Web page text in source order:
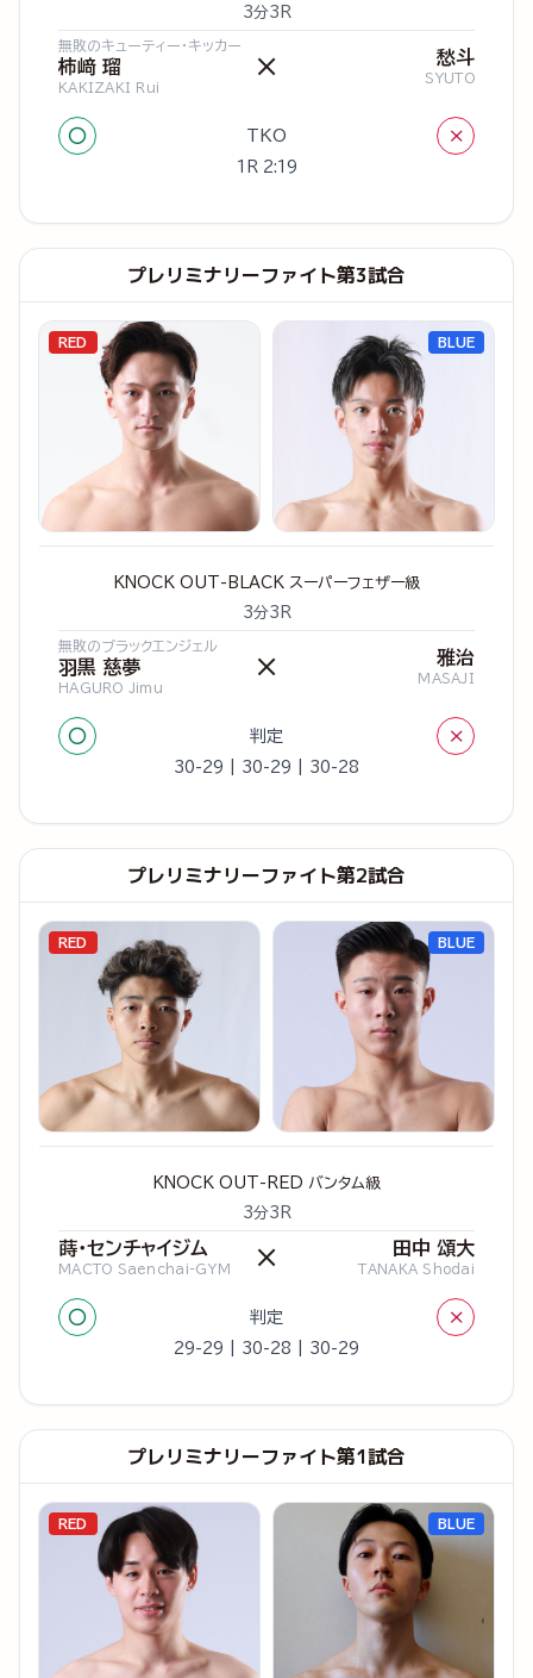
3分3R
無敗のキューティー・キッカー
柿﨑 瑠
KAKIZAKI Rui
× 愁斗
SYUTO
○ TKO ×
1R 2:19
プレリミナリーファイト第3試合
RED
KNOCK OUT-BLACK スーパーフェザー級
3分3R
無敗のブラックエンジェル
羽黒 慈夢
HAGURO Jimu
× 雅治
MASAJI
○ 判定 ×
30-29 | 30-29 | 30-28
BLUE
プレリミナリーファイト第2試合
RED
KNOCK OUT-RED バンタム級
3分3R
蒔・センチャイジム
MACTO Saenchai-GYM × 田中 頌大
TANAKA Shodai
○ 判定 ×
29-29 | 30-28 | 30-29
BLUE
プレリミナリーファイト第1試合
RED BLUE